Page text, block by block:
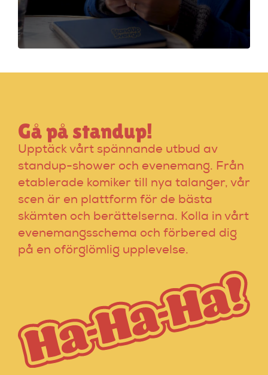
UK. Jämför
plattformar som
Ticketmaster och
rätt alternativ!
Gå på standup!
Upptäck vårt spännande utbud av
standup-shower och evenemang. Från
etablerade komiker till nya talanger, vår
scen är en plattform för de bästa
skämten och berättelserna. Kolla in vårt
evenemangsschema och förbered dig
på en oförglömlig upplevelse.